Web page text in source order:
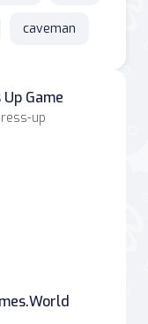
caveman
Game
up